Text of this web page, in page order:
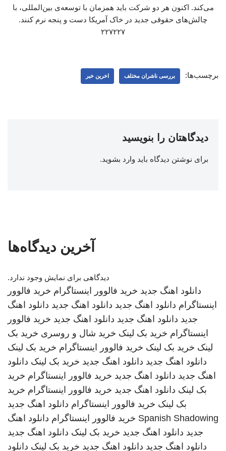
می‌کند. اکنون هر دو شرکت باید همزمان با توسعه‌ی بین‌المللی، با
چالش‌های حقوقی جدید در خاک آمریکا دست‌ و پنجه نرم کنند.
۲۲۷۲۲۷
برچسب‌ها: بررسی ناشران مختلف اخرین خبر
دیدگاهتان را بنویسید
برای نوشتن دیدگاه باید وارد بشوید.
آخرین دیدگاه‌ها
دیدگاهی برای نمایش وجود ندارد.
دانلود اهنگ جدید خرید فالوور اینستاگرام خرید فالوور
اینستاگرام دانلود اهنگ جدید دانلود اهنگ جدید دانلود اهنگ
جدید دانلود اهنگ جدید دانلود اهنگ جدید خرید فالوور
اینستاگرام خرید بک لینک خرید شال و روسری خرید بک
لینک خرید بک لینک خرید فالوور اینستاگرام خرید بک لینک
دانلود اهنگ جدید دانلود اهنگ جدید خرید بک لینک دانلود
اهنگ جدید دانلود اهنگ جدید خرید فالوور اینستاگرام خرید
بک لینک دانلود اهنگ جدید خرید فالوور اینستاگرام خرید
بک لینک خرید فالوور اینستاگرام دانلود اهنگ جدید
Spanish Shadowing خرید فالوور اینستاگرام دانلود اهنگ
جدید دانلود اهنگ جدید خرید بک لینک دانلود اهنگ جدید
دانلود اهنگ جدید دانلود اهنگ جدید خرید بک لینک دانلود